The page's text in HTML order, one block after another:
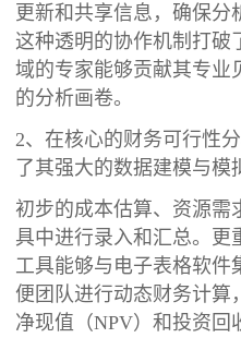
更新和共享信息，确保分
这种透明的协作机制打破
域的专家能够贡献其专业
的分析画卷。
2、在核心的财务可行性
了其强大的数据建模与模
初步的成本估算、资源需
具中进行录入和汇总。更
工具能够与电子表格软件
便团队进行动态财务计算
净现值（NPV）和投资回